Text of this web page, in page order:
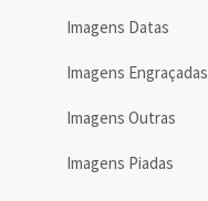
Imagens Datas
Imagens Engraçadas
Imagens Outras
Imagens Piadas